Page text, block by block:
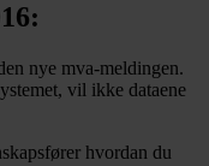
nye mva-meldingen.
vil ikke dataene
hvordan du